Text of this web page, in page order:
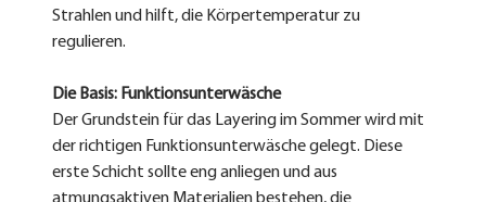
Strahlen und hilft, die Körpertemperatur zu
regulieren.
Die Basis: Funktionsunterwäsche
Der Grundstein für das Layering im Sommer wird mit
der richtigen Funktionsunterwäsche gelegt. Diese
erste Schicht sollte eng anliegen und aus
atmungsaktiven Materialien bestehen, die